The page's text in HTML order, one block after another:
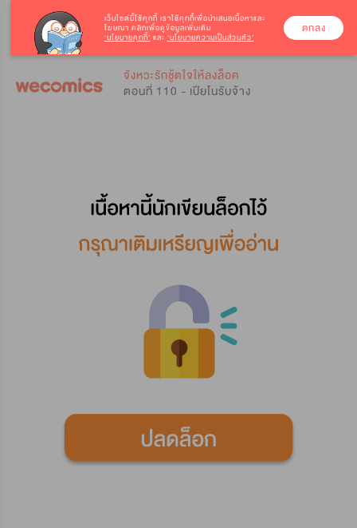
จังหวะรักชู้ตใจให้ลงล็อค
ตอนที่ 110 - เปียโนรับจ้าง
เว็บไซต์นี้ใช้คุกกี้ เราใช้คุกกี้เพื่อนำเสนอเนื้อหาและ
โฆษณา คลิกเพื่อดูข้อมูลเพิ่มเติม
‘นโยบายคุกกี้’ และ ‘นโยบายความเป็นส่วนตัว’
ตกลง